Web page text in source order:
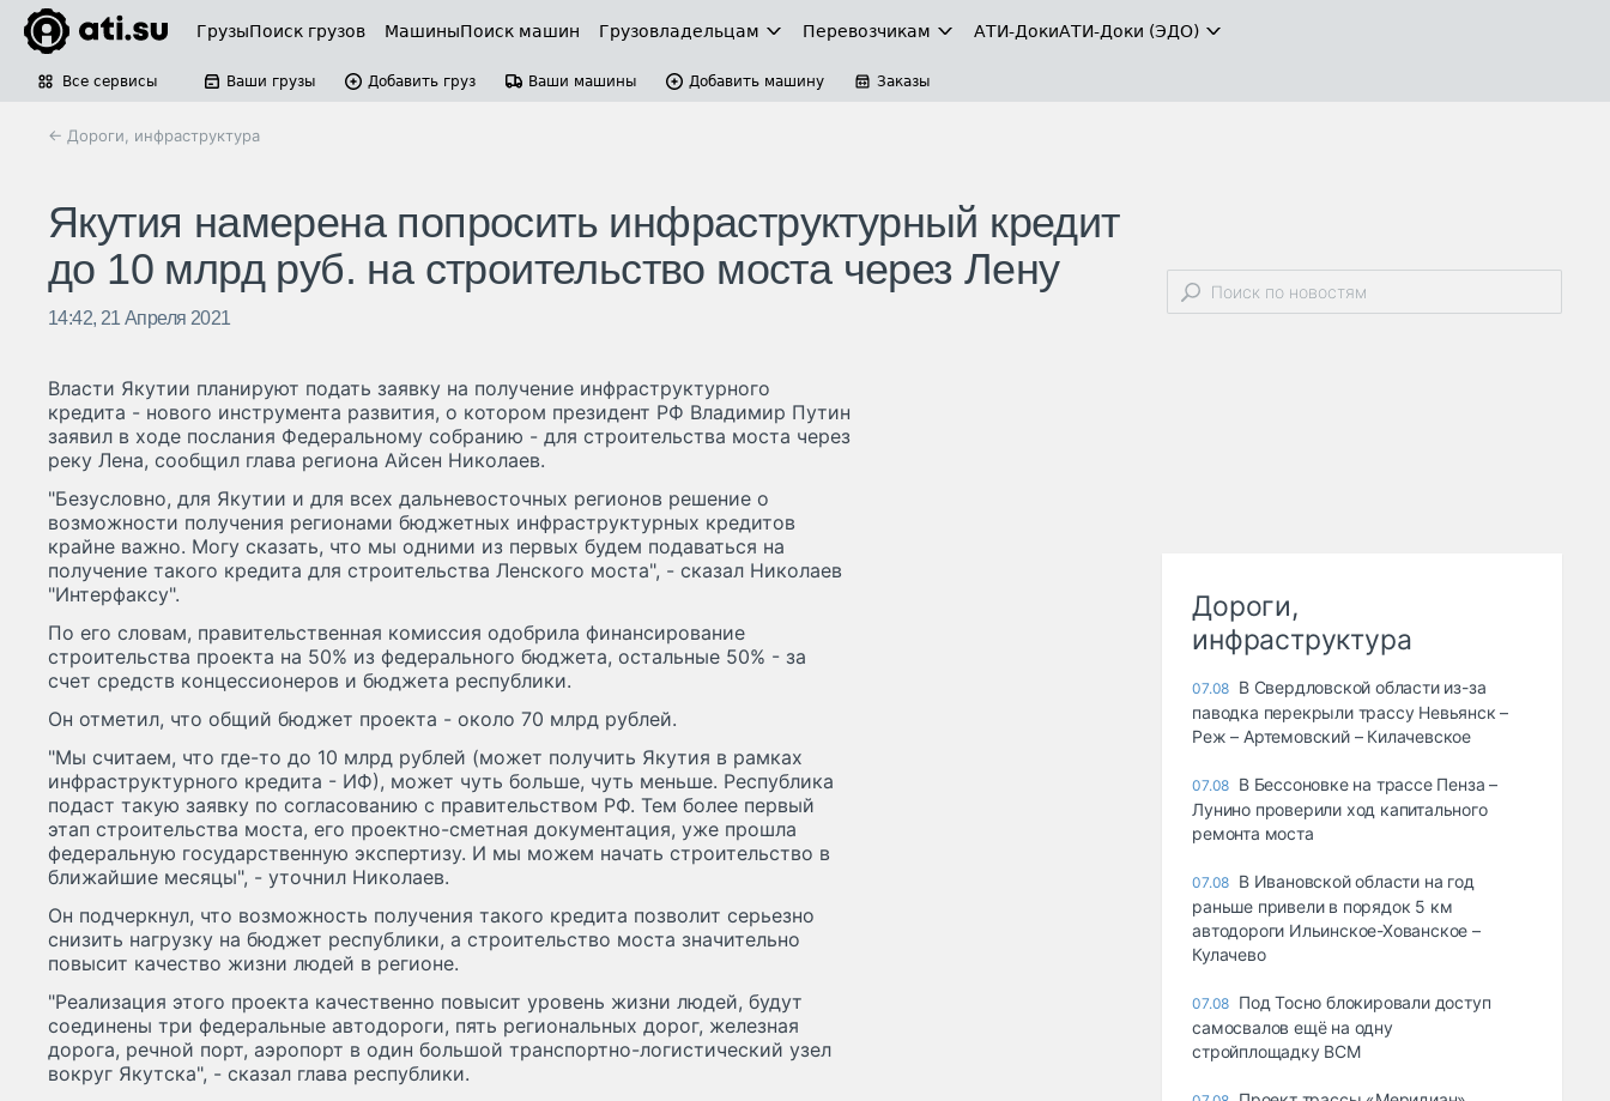
ГрузыПоиск грузов МашиныПоиск машин Грузовладельцам Перевозчикам АТИ-ДокиАТИ-Доки (ЭДО)
Все сервисы Ваши грузы Добавить груз Ваши машины Добавить машину Заказы
← Дороги, инфраструктура
Якутия намерена попросить инфраструктурный кредит
до 10 млрд руб. на строительство моста через Лену
14:42, 21 Апреля 2021
Власти Якутии планируют подать заявку на получение инфраструктурного
кредита - нового инструмента развития, о котором президент РФ Владимир Путин
заявил в ходе послания Федеральному собранию - для строительства моста через
реку Лена, сообщил глава региона Айсен Николаев.
"Безусловно, для Якутии и для всех дальневосточных регионов решение о
возможности получения регионами бюджетных инфраструктурных кредитов
крайне важно. Могу сказать, что мы одними из первых будем подаваться на
получение такого кредита для строительства Ленского моста", - сказал Николаев
"Интерфаксу".
По его словам, правительственная комиссия одобрила финансирование
строительства проекта на 50% из федерального бюджета, остальные 50% - за
счет средств концессионеров и бюджета республики.
Он отметил, что общий бюджет проекта - около 70 млрд рублей.
"Мы считаем, что где-то до 10 млрд рублей (может получить Якутия в рамках
инфраструктурного кредита - ИФ), может чуть больше, чуть меньше. Республика
подаст такую заявку по согласованию с правительством РФ. Тем более первый
этап строительства моста, его проектно-сметная документация, уже прошла
федеральную государственную экспертизу. И мы можем начать строительство в
ближайшие месяцы", - уточнил Николаев.
Он подчеркнул, что возможность получения такого кредита позволит серьезно
снизить нагрузку на бюджет республики, а строительство моста значительно
повысит качество жизни людей в регионе.
"Реализация этого проекта качественно повысит уровень жизни людей, будут
соединены три федеральные автодороги, пять региональных дорог, железная
дорога, речной порт, аэропорт в один большой транспортно-логистический узел
вокруг Якутска", - сказал глава республики.
Дороги,
инфраструктура
07.08 В Свердловской области из-за
паводка перекрыли трассу Невьянск –
Реж – Артемовский – Килачевское
07.08 В Бессоновке на трассе Пенза –
Лунино проверили ход капитального
ремонта моста
07.08 В Ивановской области на год
раньше привели в порядок 5 км
автодороги Ильинское-Хованское –
Кулачево
07.08 Под Тосно блокировали доступ
самосвалов ещё на одну
стройплощадку ВСМ